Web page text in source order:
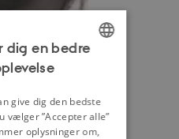
Bibliotek og Arkiv
DANISH
dig en bedre
give dig den bedste
vælger ”Accepter alle”
oplysninger om,